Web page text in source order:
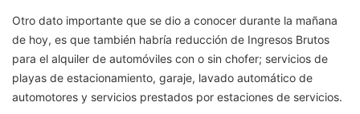
Otro dato importante que se dio a conocer durante la mañana
de hoy, es que también habría reducción de Ingresos Brutos
para el alquiler de automóviles con o sin chofer; servicios de
playas de estacionamiento, garaje, lavado automático de
automotores y servicios prestados por estaciones de servicios.